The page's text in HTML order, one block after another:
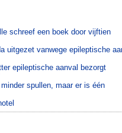
schreef een boek door vijftien
uitgezet vanwege epileptische
epileptische aanval bezorgt
spullen, maar er is één